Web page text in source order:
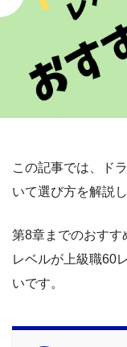
この記事では、ド
いて選び方を解説
第8章までのおすす
レベルが上級職60
いです。